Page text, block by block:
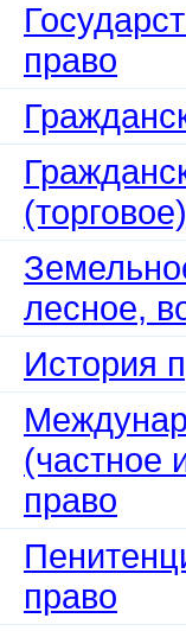
право
лесное,
История
(частное
право
право